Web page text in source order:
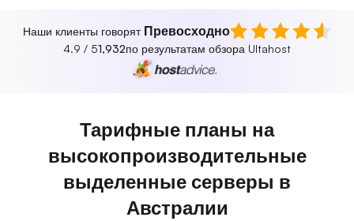
Наши клиенты говорят Превосходно
4.9 / 51,932по результатам обзора Ultahost
Тарифные планы на
высокопроизводительные
выделенные серверы в
Австралии